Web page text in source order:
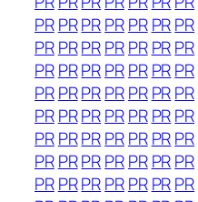
PRPRPRPRPR PRPR
PRPRPRPRPR PRPR
PRPRPRPRPR PRPR
PRPRPRPRPR PRPR
PRPRPRPRPR PRPR
PRPRPRPRPR PRPR
PRPRPRPRPR PRPR
PRPRPRPRPR PRPR